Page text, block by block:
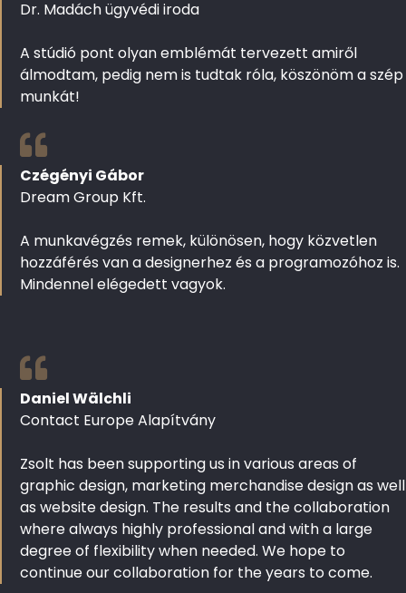
Dr. Madách ügyvédi iroda
A stúdió pont olyan emblémát tervezett amiről
álmodtam, pedig nem is tudtak róla, köszönöm a szép
munkát!
Czégényi Gábor
Dream Group Kft.
A munkavégzés remek, különösen, hogy közvetlen
hozzáférés van a designerhez és a programozóhoz is.
Mindennel elégedett vagyok.
Daniel Wälchli
Contact Europe Alapítvány
Zsolt has been supporting us in various areas of
graphic design, marketing merchandise design as well
as website design. The results and the collaboration
where always highly professional and with a large
degree of flexibility when needed. We hope to
continue our collaboration for the years to come.